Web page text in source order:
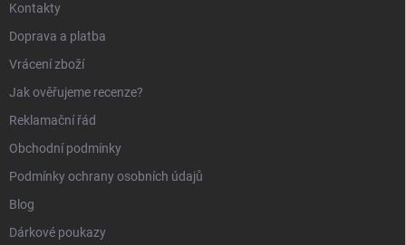
Kontakty
Doprava a platba
Vrácení zboží
Jak ověřujeme recenze?
Reklamační řád
Obchodní podmínky
Podmínky ochrany osobních údajů
Blog
Dárkové poukazy